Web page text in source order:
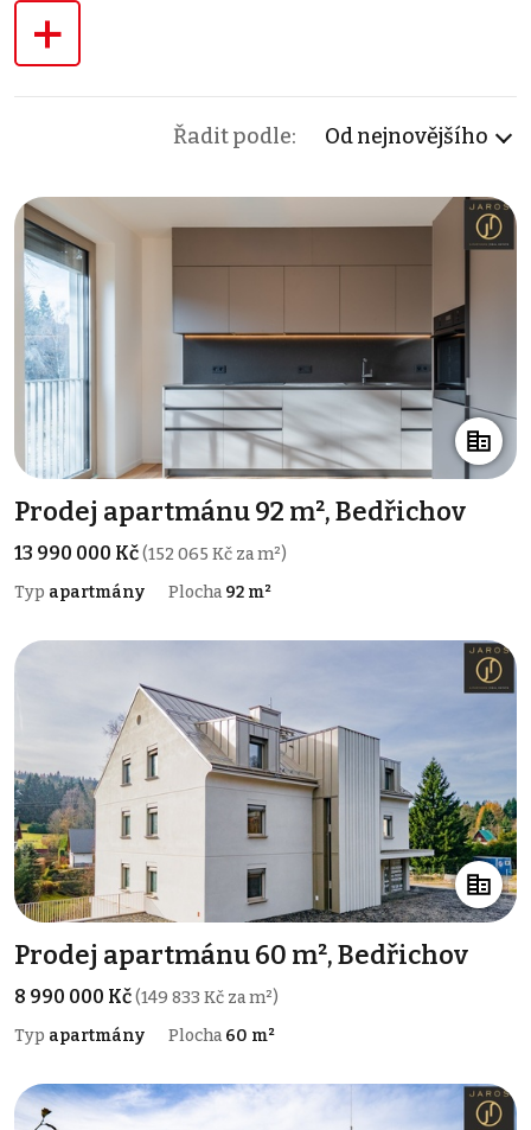
+
Řadit podle: Od nejnovějšího
Prodej apartmánu 92 m², Bedřichov
13 990 000 Kč(152 065 Kč za m²)
Typ apartmány Plocha 92 m²
Prodej apartmánu 60 m², Bedřichov
8 990 000 Kč(149 833 Kč za m²)
Typ apartmány Plocha 60 m²